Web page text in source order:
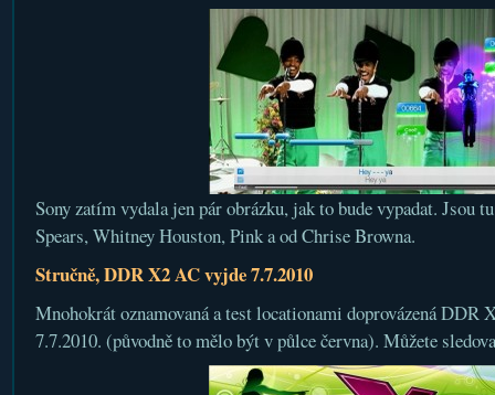
Sony zatím vydala jen pár obrázku, jak to bude vypadat. Jsou
Spears, Whitney Houston, Pink a od Chrise Browna.
Stručně, DDR X2 AC vyjde 7.7.2010
Mnohokrát oznamovaná a test locationami doprovázená DDR
7.7.2010. (původně to mělo být v půlce června). Můžete